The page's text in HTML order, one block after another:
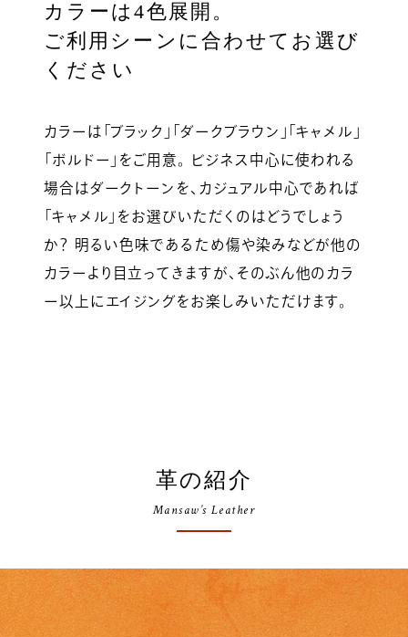
カラーは4色展開。
ご利用シーンに合わせてお選び
ください
カラーは「ブラック」「ダークブラウン」「キャメル」
「ボルドー」をご用意。 ビジネス中心に使われる
場合はダークトーンを、カジュアル中心であれば
「キャメル」をお選びいただくのはどうでしょう
か？ 明るい色味であるため傷や染みなどが他の
カラーより目立ってきますが、そのぶん他のカラ
ー以上にエイジングをお楽しみいただけます。
革の紹介
Mansaw’s Leather